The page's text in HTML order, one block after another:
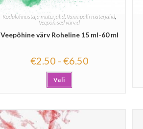
Kodulõhnastaja materjalid Vannipalli materjalid
Veepõhised värvid
Veepõhine värv Roheline 15 ml-60 ml
€2.50 –€6.50
Vali